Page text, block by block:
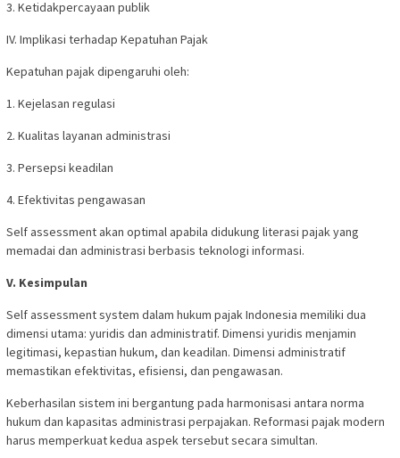
3. Ketidakpercayaan publik
IV. Implikasi terhadap Kepatuhan Pajak
Kepatuhan pajak dipengaruhi oleh:
1. Kejelasan regulasi
2. Kualitas layanan administrasi
3. Persepsi keadilan
4. Efektivitas pengawasan
Self assessment akan optimal apabila didukung literasi pajak yang
memadai dan administrasi berbasis teknologi informasi.
V. Kesimpulan
Self assessment system dalam hukum pajak Indonesia memiliki dua
dimensi utama: yuridis dan administratif. Dimensi yuridis menjamin
legitimasi, kepastian hukum, dan keadilan. Dimensi administratif
memastikan efektivitas, efisiensi, dan pengawasan.
Keberhasilan sistem ini bergantung pada harmonisasi antara norma
hukum dan kapasitas administrasi perpajakan. Reformasi pajak modern
harus memperkuat kedua aspek tersebut secara simultan.